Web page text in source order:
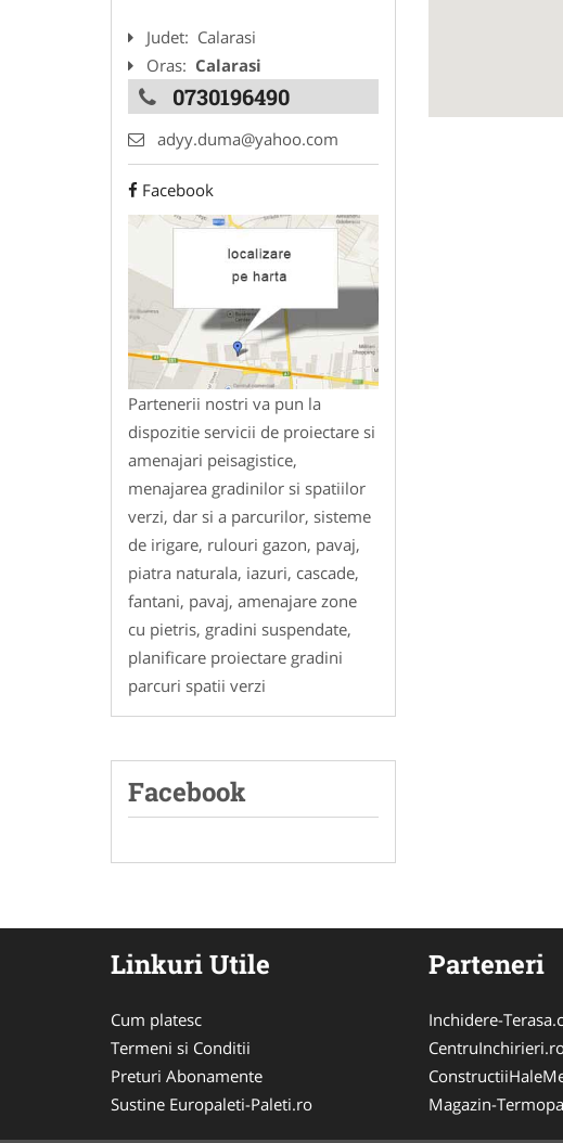
Judet: Calarasi
Oras: Calarasi
0730196490
adyy.duma@yahoo.com
Facebook
Partenerii nostri va pun la
dispozitie servicii de proiectare si
amenajari peisagistice,
menajarea gradinilor si spatiilor
verzi, dar si a parcurilor, sisteme
de irigare, rulouri gazon, pavaj,
piatra naturala, iazuri, cascade,
fantani, pavaj, amenajare zone
cu pietris, gradini suspendate,
planificare proiectare gradini
parcuri spatii verzi
Facebook
Linkuri Utile
Cum platesc
Termeni si Conditii
Preturi Abonamente
Sustine Europaleti-Paleti.ro
Parteneri
Inchidere-
Magazin-